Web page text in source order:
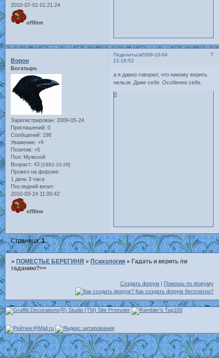
2010-07-01 01:21:24
offline
Поделиться 7
2009-10-04
21:16:52
Ворон
Богатырь
Зарегистрирован: 2009-05-24
Приглашений: 0
Сообщений: 198
Уважение: +9
Позитив: +5
Пол: Мужской
Возраст: 43 [1982-10-28]
Провел на форуме:
1 день 3 часа
Последний визит:
2010-03-24 11:00:42
offline
а я давно говорил, что никому верить
нельзя. Даже себе. Особенно себе.
0
Страница:1
» ПОМЕСТЬЕ БЕРЕГИНЯ » Психология » Гадать и верить ли
гаданию?>>
Создать форум Помощь по форуму